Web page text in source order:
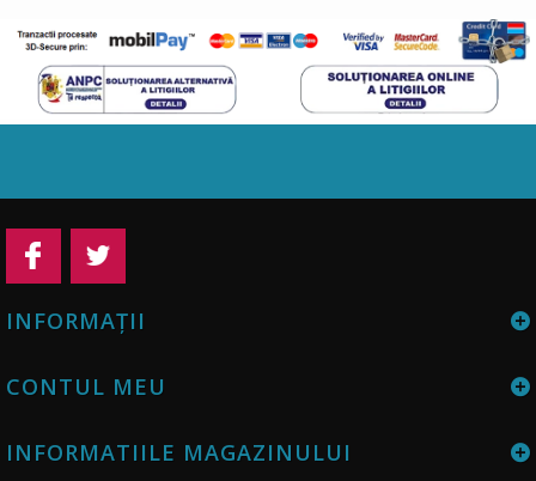
INFORMAŢII
CONTUL MEU
INFORMATIILE MAGAZINULUI